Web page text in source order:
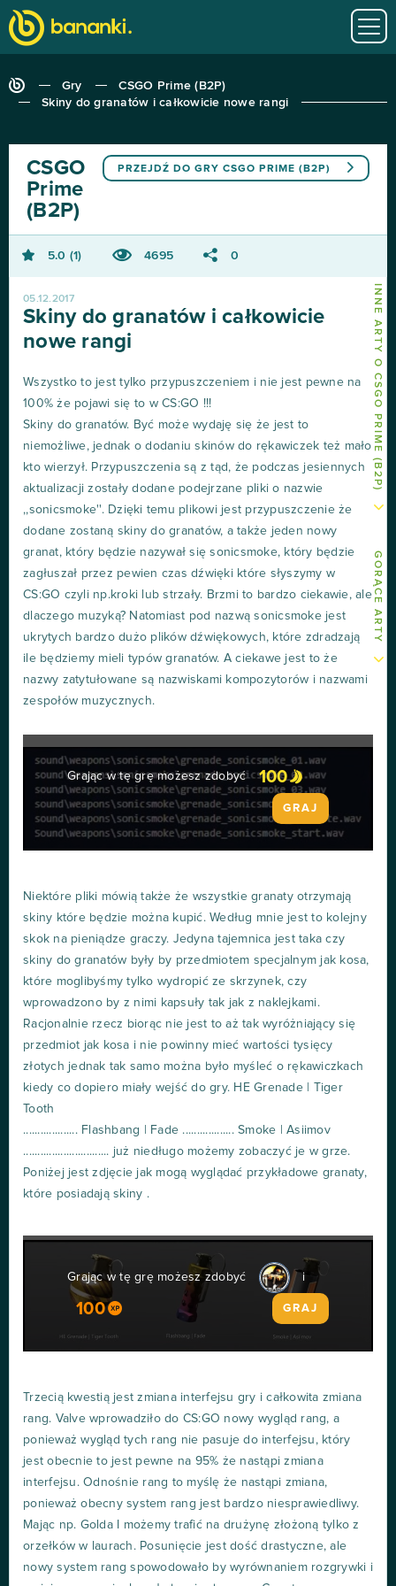
Gry
CSGO Prime (B2P)
Skiny do granatów i całkowicie nowe rangi
INNE ARTY O CSGO PRIME (B2P)
GORĄCE ARTY
PRZEJDŹ DO GRY CSGO PRIME (B2P)
CSGO
Prime
(B2P)
5.0 1 4695 0
05.12.2017
Skiny do granatów i całkowicie
nowe rangi
Wszystko to jest tylko przypuszczeniem i nie jest pewne na
100% że pojawi się to w CS:GO !!!
Skiny do granatów. Być może wydaję się że jest to
niemożliwe, jednak o dodaniu skinów do rękawiczek też mało
kto wierzył. Przypuszczenia są z tąd, że podczas jesiennych
aktualizacji zostały dodane podejrzane pliki o nazwie
,,sonicsmoke''. Dzięki temu plikowi jest przypuszczenie że
dodane zostaną skiny do granatów, a także jeden nowy
granat, który będzie nazywał się sonicsmoke, który będzie
zagłuszał przez pewien czas dźwięki które słyszymy w
CS:GO czyli np.kroki lub strzały. Brzmi to bardzo ciekawie, ale
dlaczego muzyką? Natomiast pod nazwą sonicsmoke jest
ukrytych bardzo dużo plików dźwiękowych, które zdradzają
ile będziemy mieli typów granatów. A ciekawe jest to że
nazwy zatytułowane są nazwiskami kompozytorów i nazwami
zespołów muzycznych.
Grając w tę grę możesz zdobyć 100
GRAJ
Niektóre pliki mówią także że wszystkie granaty otrzymają
skiny które będzie można kupić. Według mnie jest to kolejny
skok na pieniądze graczy. Jedyna tajemnica jest taka czy
skiny do granatów były by przedmiotem specjalnym jak kosa,
które moglibyśmy tylko wydropić ze skrzynek, czy
wprowadzono by z nimi kapsuły tak jak z naklejkami.
Racjonalnie rzecz biorąc nie jest to aż tak wyróżniający się
przedmiot jak kosa i nie powinny mieć wartości tysięcy
złotych jednak tak samo można było myśleć o rękawiczkach
kiedy co dopiero miały wejść do gry. HE Grenade | Tiger
Tooth
................... Flashbang | Fade .................. Smoke | Asiimov
.............................. już niedługo możemy zobaczyć je w grze.
Poniżej jest zdjęcie jak mogą wyglądać przykładowe granaty,
które posiadają skiny .
Grając w tę grę możesz zdobyć i
100 GRAJ
Trzecią kwestią jest zmiana interfejsu gry i całkowita zmiana
rang. Valve wprowadziło do CS:GO nowy wygląd rang, a
ponieważ wygląd tych rang nie pasuje do interfejsu, który
jest obecnie to jest pewne na 95% że nastąpi zmiana
interfejsu. Odnośnie rang to myślę że nastąpi zmiana,
ponieważ obecny system rang jest bardzo niesprawiedliwy.
Mając np. Golda I możemy trafić na drużynę złożoną tylko z
orzełków w laurach. Posunięcie jest dość drastyczne, ale
nowy system rang spowodowało by wyrównaniem rozgrywki i